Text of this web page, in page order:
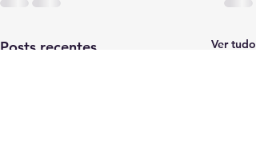
Posts recentes Ver tudo